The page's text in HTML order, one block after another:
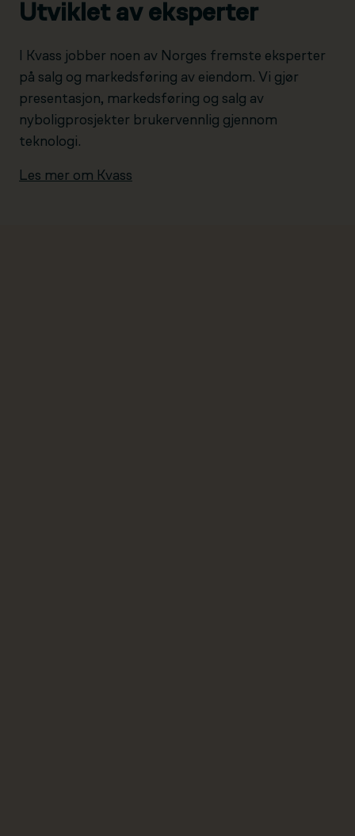
Utviklet av eksperter
I Kvass jobber noen av Norges fremste eksperter
på salg og markedsføring av eiendom. Vi gjør
presentasjon, markedsføring og salg av
nyboligprosjekter brukervennlig gjennom
teknologi.
Les mer om Kvass